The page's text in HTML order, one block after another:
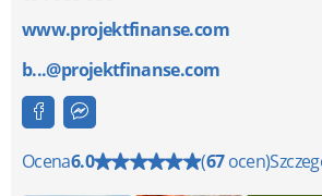
www.projektfinanse.com
b...@projektfinanse.com
Ocena6.0 (67ocen)